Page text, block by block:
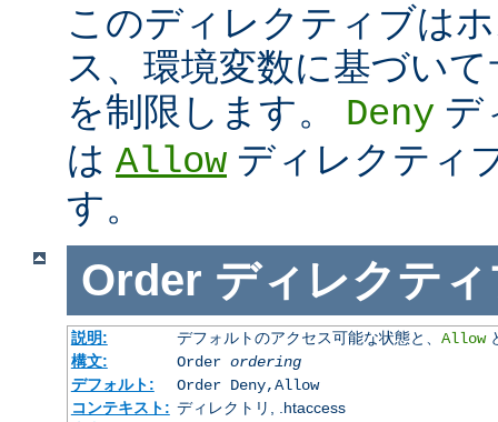
このディレクティブは
ス、環境変数に基づい
を制限します。 Deny デ
は Allow ディレクティ
す。
Order ディレクティ
説明: デフォルトのアクセス可能な状態と、 Allow
構文:
Order ordering
デフォルト:
Order Deny,Allow
コンテキスト: ディレクトリ, .htaccess